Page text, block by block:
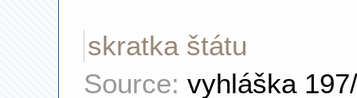
skratka štátu
Source: vyhláška